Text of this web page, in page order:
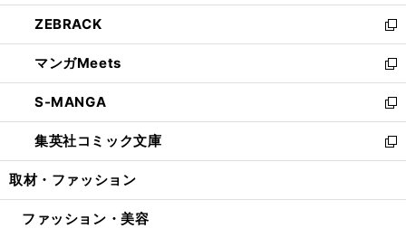
開
く
ウ
で
開
く
ン
ド
ウ
で
開
く
ウ
ィ
ン
ド
ウ
で
開
く
し
い
ウ
ィ
ン
ド
ウ
で
開
ZEBRACK
新
し
い
ウ
ィ
ン
ド
ウ
開
マンガMeets
新
し
い
ウ
ィ
ン
ウ
S-MANGA
新
し
い
ウ
ン
集英社コミック文庫
新
し
ウ
取材・ファッション
ファッション・美容